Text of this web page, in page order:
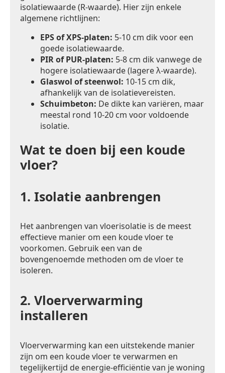
isolatiewaarde (R-waarde). Hier zijn enkele
algemene richtlijnen:
EPS of XPS-platen: 5-10 cm dik voor een
goede isolatiewaarde.
PIR of PUR-platen: 5-8 cm dik vanwege de
hogere isolatiewaarde (lagere λ-waarde).
Glaswol of steenwol: 10-15 cm dik,
afhankelijk van de isolatievereisten.
Schuimbeton: De dikte kan variëren, maar
meestal rond 10-20 cm voor voldoende
isolatie.
Wat te doen bij een koude
vloer?
1. Isolatie aanbrengen
Het aanbrengen van vloerisolatie is de meest
effectieve manier om een koude vloer te
voorkomen. Gebruik een van de
bovengenoemde methoden om de vloer te
isoleren.
2. Vloerverwarming
installeren
Vloerverwarming kan een uitstekende manier
zijn om een koude vloer te verwarmen en
tegelijkertijd de energie-efficiëntie van je woning